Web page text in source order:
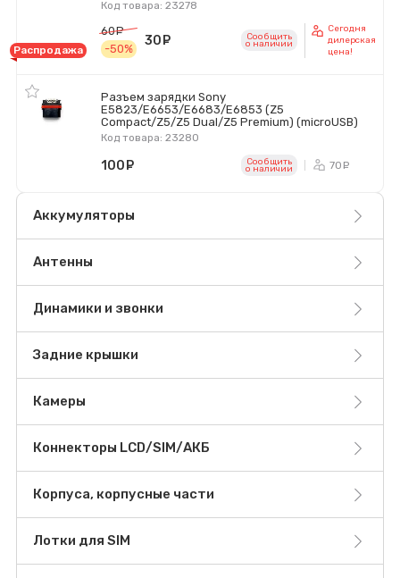
Код товара: 23278
Распродажа
60
руб.
-50%
30 Сообщить
o наличии
Сегодня
дилерская
цена!
Разъем зарядки Sony
E5823/E6653/E6683/E6853 (Z5
Compact/Z5/Z5 Dual/Z5 Premium) (microUSB)
Код товара: 23280
100 Сообщить
o наличии 70
Аккумуляторы
Антенны
Динамики и звонки
Задние крышки
Камеры
Коннекторы LCD/SIM/АКБ
Корпуса, корпусные части
Лотки для SIM